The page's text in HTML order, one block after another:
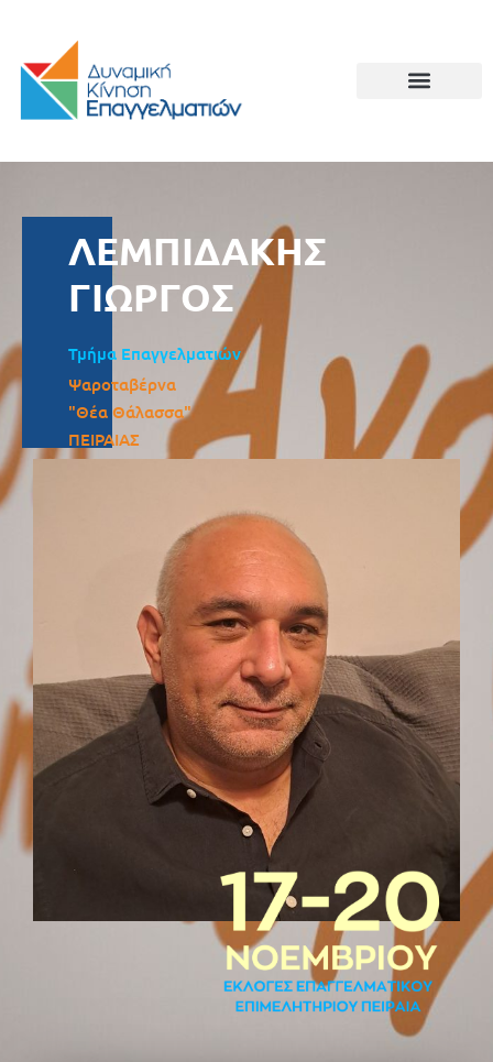
ΛΕΜΠΙΔΑΚΗΣ
ΓΙΩΡΓΟΣ
Τμήμα Επαγγελματιών
Ψαροταβέρνα
"Θέα Θάλασσα"
ΠΕΙΡΑΙΑΣ